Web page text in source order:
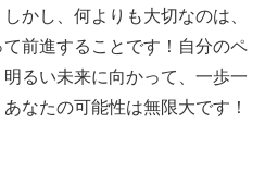
かし、何よりも大切なのは、
前進することです！自分のペ
るい未来に向かって、一歩一
なたの可能性は無限大です！